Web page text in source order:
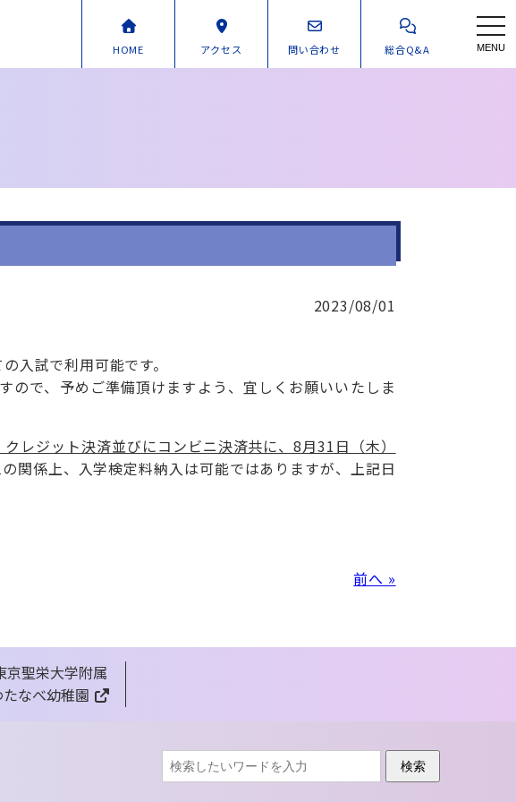
HOME アクセス 問い合わせ 総合Q&A MENU
2023/08/01
入試で利用可能です。
ので、予めご準備頂けますよう、宜しくお願いいたしま
レジット決済並びにコンビニ決済共に、8月31日（木）
関係上、入学検定料納入は可能ではありますが、上記日
前へ »
京聖栄大学附属
たなべ幼稚園